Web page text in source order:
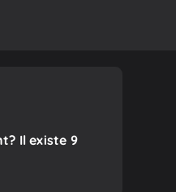
Il existe 9